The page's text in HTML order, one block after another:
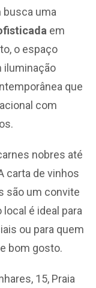
busca uma
em
o espaço
iluminação
que
com
nobres até
carta de vinhos
são um convite
é ideal para
ou para quem
bom gosto.
15, Praia